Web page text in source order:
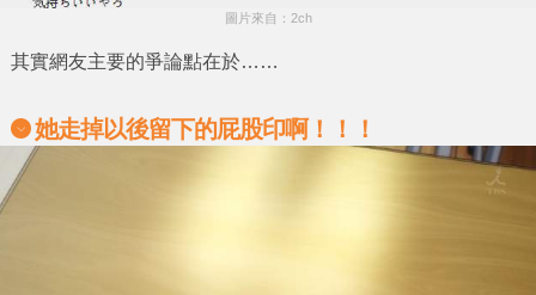
圖片來自：2ch
其實網友主要的爭論點在於……
她走掉以後留下的屁股印啊！！！